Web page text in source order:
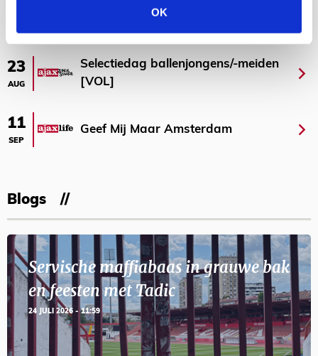
OK
23
AUG
Selectiedag ballenjongens/-meiden
[VOL]
11
SEP
Geef Mij Maar Amsterdam
Blogs
Servische maffiabaas in grauwe bak
en feesten met Tadic
24 JULI 2026 - 11:59